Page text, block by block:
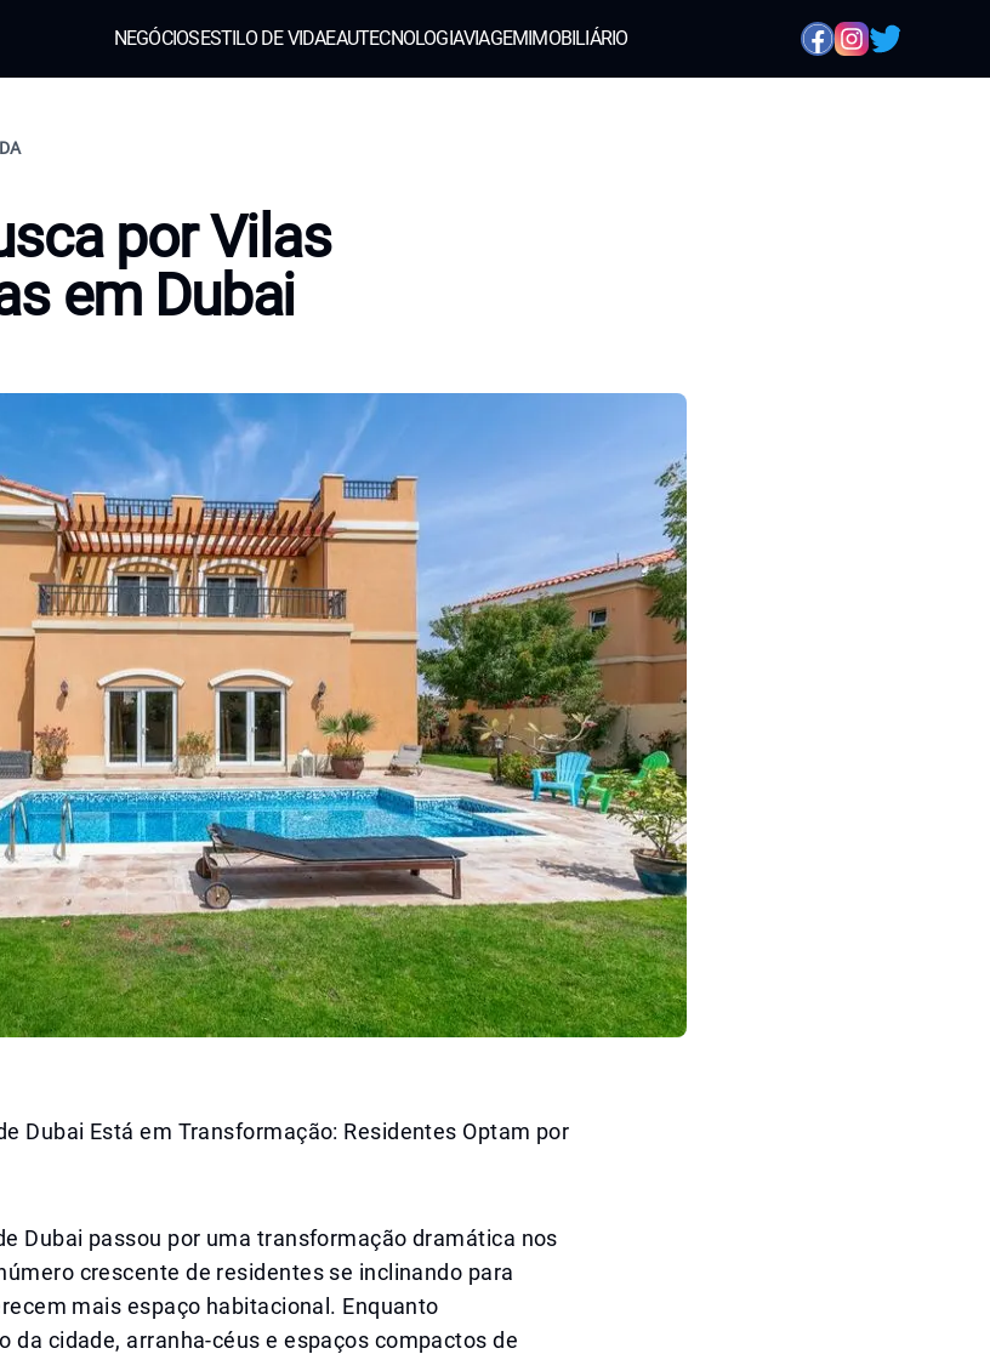
NEGÓCIOSESTILO DE VIDAEAUTECNOLOGIAVIAGEMIMOBILIÁRIO
por Vilas
em Dubai
Dubai Está em Transformação: Residentes Optam por
Dubai passou por uma transformação dramática nos
crescente de residentes se inclinando para
mais espaço habitacional. Enquanto
da cidade, arranha-céus e espaços compactos de